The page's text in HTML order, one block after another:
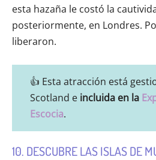
esta hazaña le costó la
posteriormente, en Londres.
liberaron.
👍 Esta atracción está
Scotland e incluida en la
Escocia.
10. DESCUBRE LAS ISLAS DE